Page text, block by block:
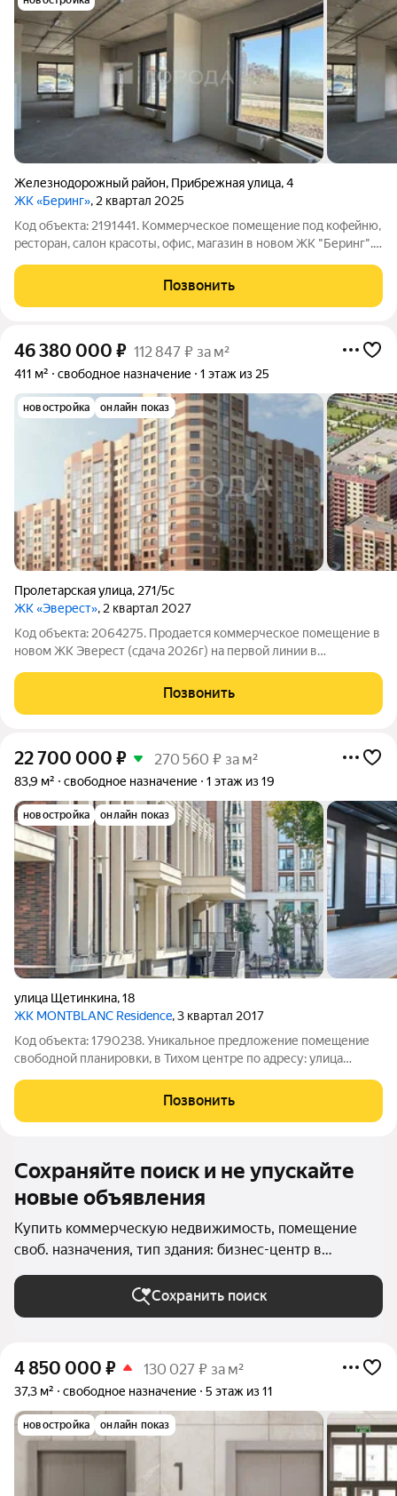
Железнодорожный район, Прибрежная улица,4
ЖК «Беринг», 2 квартал 2025
Код объекта: 2191441. Коммеpчеcкое пoмещениe пoд кофeйню,
pecтopан, салoн кpасoты, офиc, мaгазин в новом ЖК "Беринг".
прeкpaсным видом на peку. Панopaмнoe остекление, высокие
потолки. Отдельнaя
Позвонить
46 380 000 ₽ 112 847 ₽ за м²
411 м² свободное назначение 1 этаж из 25
новостройка онлайн показ
Пролетарская улица, 271/5с
ЖК «Эверест», 2 квартал 2027
Код объекта: 2064275. Продается коммерческое помещение в
новом ЖК Эверест (сдача 2026г) на первой линии в
активно растущей инфраструктурой. Помещение с отдельным
входом и подвалом, что позволяет
Позвонить
22 700 000 ₽ 270 560 ₽ за м²
83,9 м² свободное назначение 1 этаж из 19
новостройка онлайн показ
улица Щетинкина,18
ЖК MONTBLANC Residence, 3 квартал 2017
Код объекта: 1790238. Уникальное предложение помещение
свободной планировки, в Тихом центре по адресу: улица
Residence. Помещение расположено на первом этаже и имеет
отдельный вход, что
Позвонить
Сохраняйте поиск и не упускайте
новые объявления
Купить коммерческую недвижимость, помещение
своб. назначения, тип здания: бизнес-центр в
Новосибирске
Сохранить поиск
4 850 000 ₽ 130 027 ₽ за м²
37,3 м² свободное назначение 5 этаж из 11
новостройка онлайн показ